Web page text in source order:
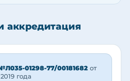
аккредитация
01298-77/00181682 от
года